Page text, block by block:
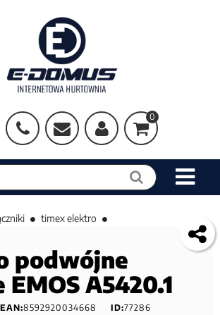
0
timex elektro
podwójne
A5420.1
EAN:8592920034668 ID:77286